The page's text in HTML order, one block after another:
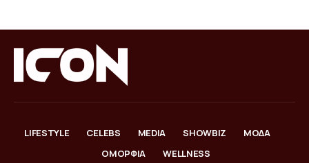
LIFESTYLE CELEBS MEDIA SHOWBIZ
ΜΟΔΑ
ΟΜΟΡΦΙΑ
WELLNESS